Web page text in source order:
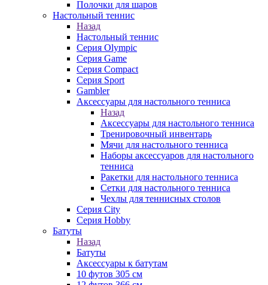
Полочки для шаров
Настольный теннис
Назад
Настольный теннис
Серия Olympic
Серия Game
Серия Compact
Серия Sport
Gambler
Аксессуары для настольного тенниса
Назад
Аксессуары для настольного тенниса
Тренировочный инвентарь
Мячи для настольного тенниса
Наборы аксессуаров для настольного
тенниса
Ракетки для настольного тенниса
Сетки для настольного тенниса
Чехлы для теннисных столов
Серия City
Серия Hobby
Батуты
Назад
Батуты
Аксессуары к батутам
10 футов 305 см